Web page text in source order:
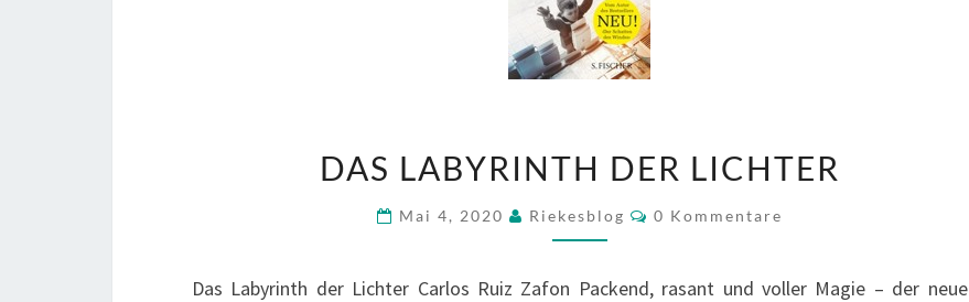
LABYRINTH
DER
LICHTER
DAS LABYRINTH DER LICHTER
Mai 4, 2020 Riekesblog Kommentare
0 Kommentare
Das Labyrinth der Lichter Carlos Ruiz Zafon Packend, rasant und voller Magie – der neue